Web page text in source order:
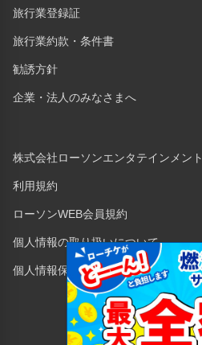
旅行業登録証
旅行業約款・条件書
勧誘方針
企業・法人のみなさまへ
株式会社ローソンエンタテインメント
利用規約
ローソンWEB会員規約
個人情報の取り扱いについて
個人情報保護方針